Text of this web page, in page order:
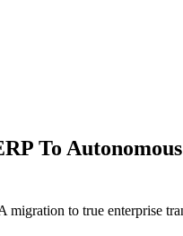
To
to true enterprise